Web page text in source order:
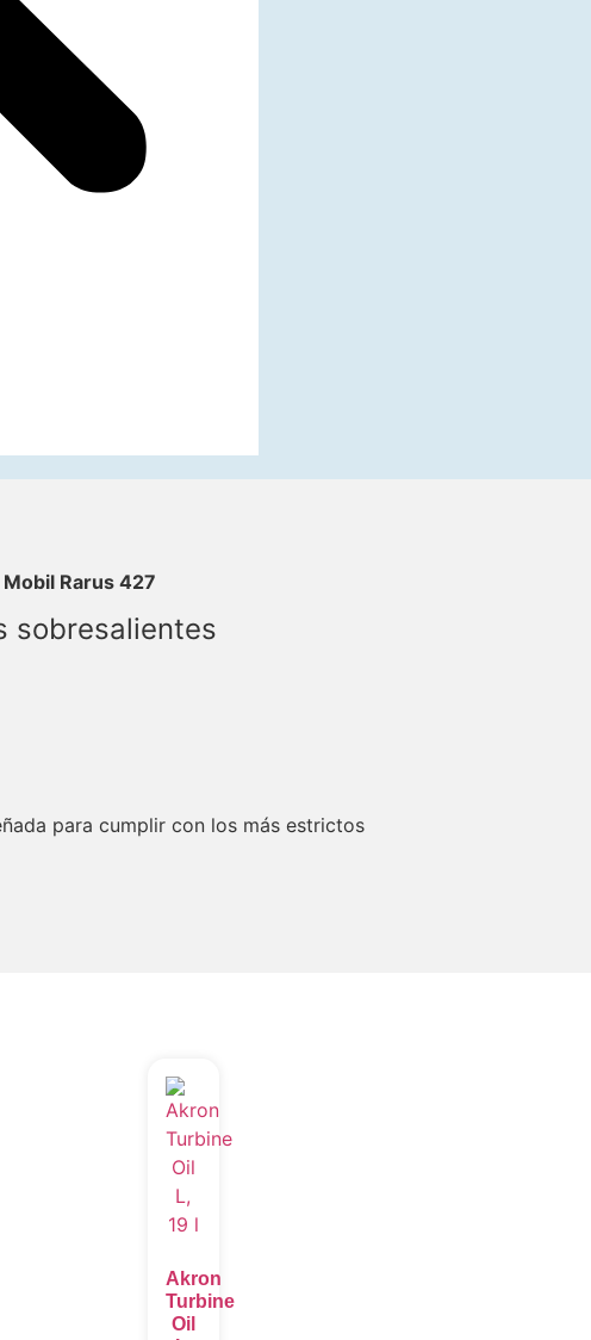
Mobil Rarus 427
sobresalientes
para cumplir con los más estrictos
Akron
Turbine
Oil